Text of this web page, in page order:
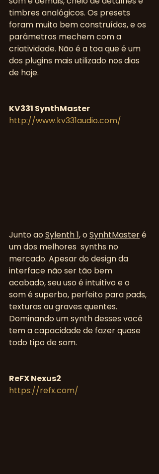
timbres analógicos. Os presets
foram muito bem construídos, e os
parâmetros mechem com a
criatividade. Não é a toa que é um
dos plugins mais utilizado nos dias
de hoje.
KV331 SynthMaster
http://www.kv331audio.com/
Junto ao Sylenth 1, o SynhtMaster é
um dos melhores  synths no
mercado. Apesar do design da
interface não ser tão bem
acabado, seu uso é intuitivo e o
som é superbo, perfeito para pads,
texturas ou graves quentes.
Dominando um synth desses você
tem a capacidade de fazer quase
todo tipo de som.
ReFX Nexus2
https://refx.com/